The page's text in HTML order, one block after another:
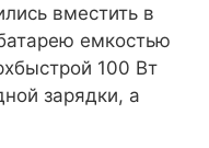
вместить в
емкостью
100 Вт
зарядки, а